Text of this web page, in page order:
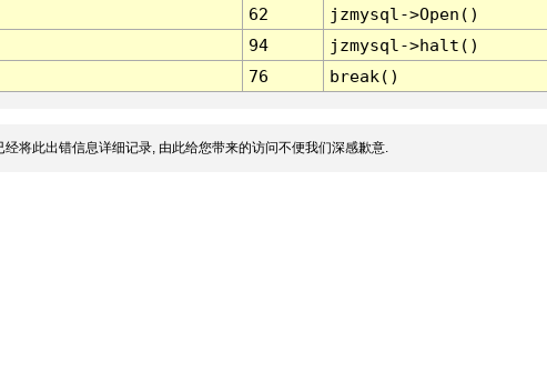
62
jzmysql->Open()
94
jzmysql->halt()
76 break()
将此出错信息详细记录, 由此给您带来的访问不便我们深感歉意.